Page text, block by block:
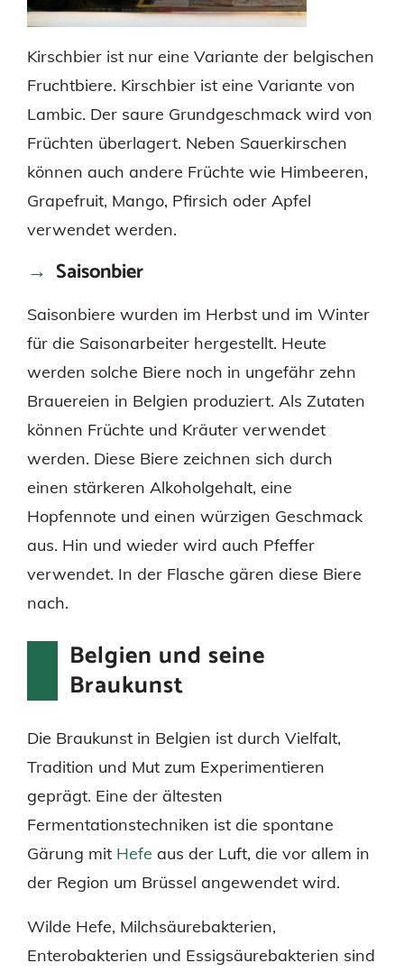
Kirschbier ist nur eine Variante der belgischen
Fruchtbiere. Kirschbier ist eine Variante von
Lambic. Der saure Grundgeschmack wird von
Früchten überlagert. Neben Sauerkirschen
können auch andere Früchte wie Himbeeren,
Grapefruit, Mango, Pfirsich oder Apfel
verwendet werden.
Saisonbier
Saisonbiere wurden im Herbst und im Winter
für die Saisonarbeiter hergestellt. Heute
werden solche Biere noch in ungefähr zehn
Brauereien in Belgien produziert. Als Zutaten
können Früchte und Kräuter verwendet
werden. Diese Biere zeichnen sich durch
einen stärkeren Alkoholgehalt, eine
Hopfennote und einen würzigen Geschmack
aus. Hin und wieder wird auch Pfeffer
verwendet. In der Flasche gären diese Biere
nach.
Belgien und seine
Braukunst
Die Braukunst in Belgien ist durch Vielfalt,
Tradition und Mut zum Experimentieren
geprägt. Eine der ältesten
Fermentationstechniken ist die spontane
Gärung mit Hefe aus der Luft, die vor allem in
der Region um Brüssel angewendet wird.
Wilde Hefe, Milchsäurebakterien,
Enterobakterien und Essigsäurebakterien sind